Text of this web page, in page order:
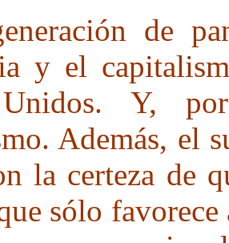
de
y el
Unidos. Y,
Además, el
la certeza de
sólo favorece